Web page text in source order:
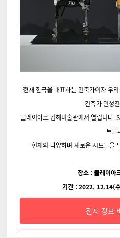
현재 한국을 대표하는 건축가이자 우
건축가 민성
클레이아크 김해미술관에서 열립니다.
트들
현재의 다양하며 새로운 시도들을
장소 : 클레이아
기간 : 2022. 12.14(
전시 정보